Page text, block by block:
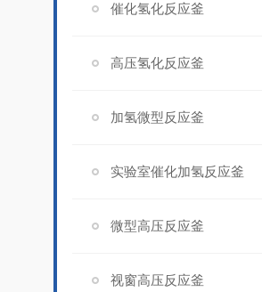
催化氢化反应釜
高压氢化反应釜
加氢微型反应釜
实验室催化加氢反应釜
微型高压反应釜
视窗高压反应釜